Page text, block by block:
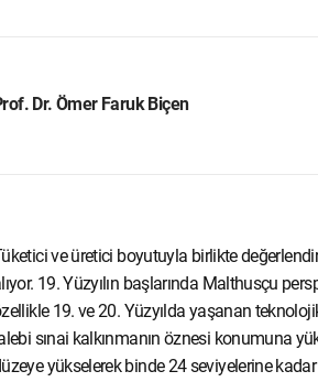
Dr. Ömer Faruk Biçen
ve üretici boyutuyla birlikte
19. Yüzyılın başlarında Malthusçu
19. ve 20. Yüzyılda yaşanan
sınai kalkınmanın öznesi konumuna
yükselerek binde 24 seviyelerine kadar